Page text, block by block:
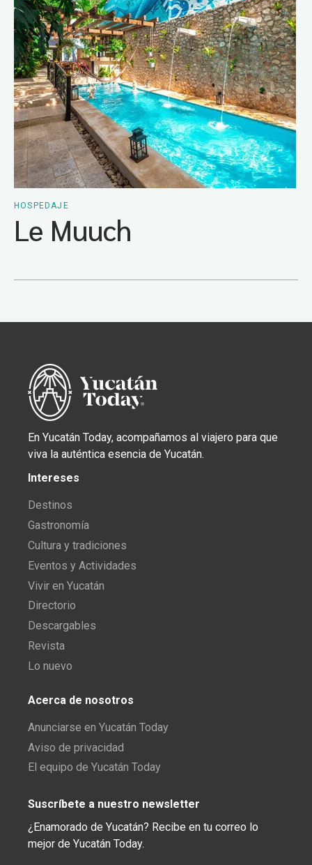
HOSPEDAJE
Le Muuch
En Yucatán Today, acompañamos al viajero para que
viva la auténtica esencia de Yucatán.
Intereses
Destinos
Gastronomía
Cultura y tradiciones
Eventos y Actividades
Vivir en Yucatán
Directorio
Descargables
Revista
Lo nuevo
Acerca de nosotros
Anunciarse en Yucatán Today
Aviso de privacidad
El equipo de Yucatán Today
Suscríbete a nuestro newsletter
¿Enamorado de Yucatán? Recibe en tu correo lo
mejor de Yucatán Today.